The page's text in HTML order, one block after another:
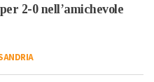
2-0 nell’amichevole